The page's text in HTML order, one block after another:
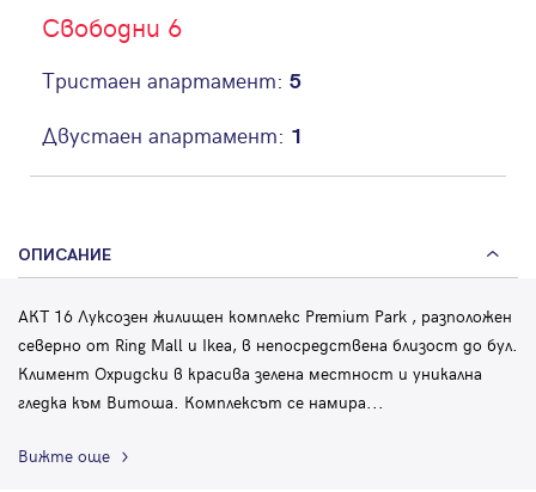
Свободни 6
Тристаен апартамент: 5
Двустаен апартамент: 1
ОПИСАНИЕ
АКТ 16 Луксозен жилищен комплекс Premium Park , разположен
северно от Ring Mall и Ikea, в непосредствена близост до бул.
Климент Охридски в красива зелена местност и уникална
гледка към Витоша. Комплексът се намира...
Вижте още